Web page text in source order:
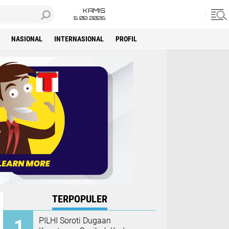
KAMIS
6 08 2026
NASIONAL INTERNASIONAL PROFIL
TERPOPULER
PILHI Soroti Dugaan